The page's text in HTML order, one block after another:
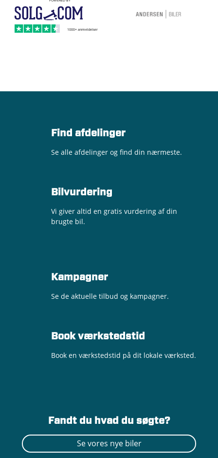
Find afdelinger
Se alle afdelinger og find din nærmeste.
Bilvurdering
Vi giver altid en gratis vurdering af din
brugte bil.
Kampagner
Se de aktuelle tilbud og kampagner.
Book værkstedstid
Book en værkstedstid på dit lokale værksted.
Fandt du hvad du søgte?
Se vores nye biler